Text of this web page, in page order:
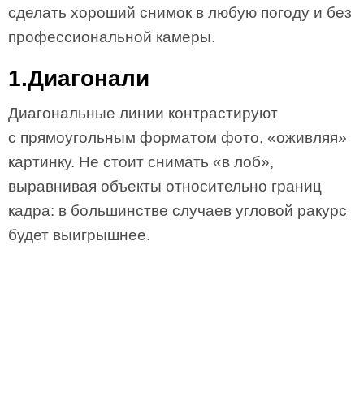
сделать хороший снимок в любую погоду и без
профессиональной камеры.
1.Диагонали
Диагональные линии контрастируют
с прямоугольным форматом фото, «оживляя»
картинку. Не стоит снимать «в лоб»,
выравнивая объекты относительно границ
кадра: в большинстве случаев угловой ракурс
будет выигрышнее.